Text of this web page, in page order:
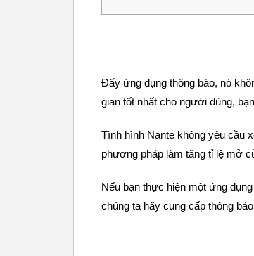
Đẩy ứng dụng thông báo, nó
gian tốt nhất cho người dùng,
Tình hình Nante không yêu cầu
phương pháp làm tăng tỉ lệ mở
Nếu bạn thực hiện một ứng
chúng ta hãy cung cấp thông